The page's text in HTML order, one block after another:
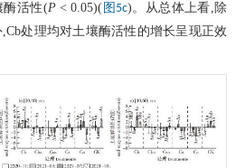
酶活性(P< 0.05)( 图5c)。从总体上看,除
,Cb处理均对土壤酶活性的增长呈现正效